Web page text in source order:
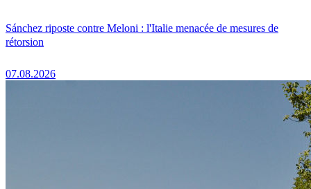
Sánchez riposte contre Meloni : l'Italie menacée de mesures de
rétorsion
07.08.2026